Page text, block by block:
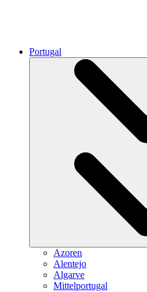
Portugal
Azoren
Alentejo
Algarve
Mittelportugal